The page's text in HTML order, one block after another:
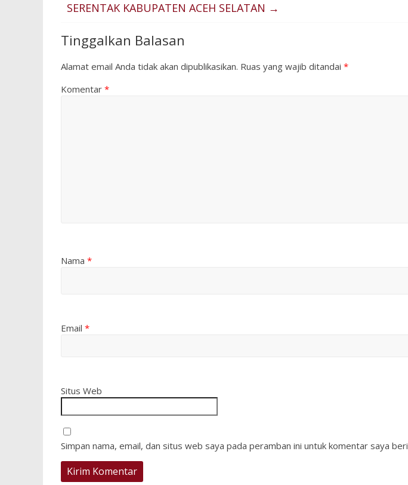
SERENTAK KABUPATEN ACEH SELATAN →
Tinggalkan Balasan
Alamat email Anda tidak akan dipublikasikan. Ruas yang wajib ditandai *
Komentar *
Nama *
Email *
Situs Web
Simpan nama, email, dan situs web saya pada peramban ini untuk komentar saya